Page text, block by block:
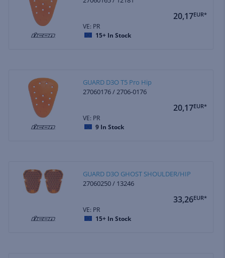
20,17EUR*
VE: PR
15+ In Stock
GUARD D3O T5 Pro Hip
27060176 / 2706-0176
20,17EUR*
VE: PR
9 In Stock
GUARD D3O GHOST SHOULDER/HIP
27060250 / 13246
33,26EUR*
VE: PR
15+ In Stock